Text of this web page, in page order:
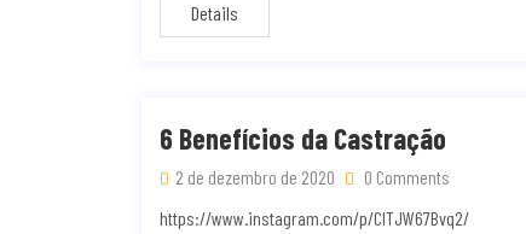
Details
6 Benefícios da Castração
2 de dezembro de 2020
0 Comments
https://www.instagram.com/p/CITJW67Bvq2/